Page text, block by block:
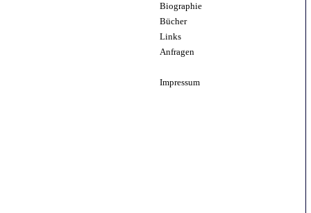
Biographie
Bücher
Links
Anfragen
Impressum